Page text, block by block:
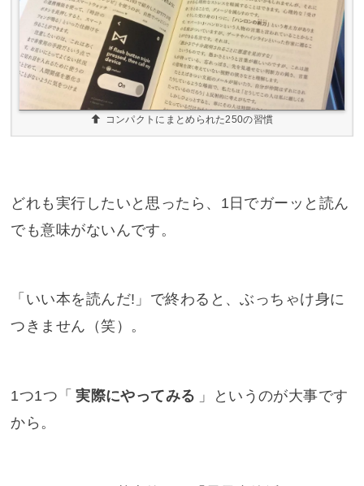
コンパクトにまとめられた250の習慣
どれも実行したいと思ったら、1日でガーッと読ん
でも意味がないんです。
「いい本を読んだ!」で終わると、ぶっちゃけ身に
つきません（笑）。
1つ1つ「 実際にやってみる 」というのが大事です
から。